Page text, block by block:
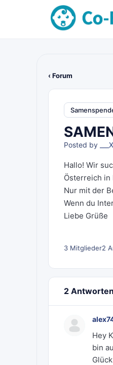
‹ Forum
Posted by
Hallo! Wir
Österreich in
Nur mit der
Wenn du
Liebe Grüße
3 Mitglieder2
2 Antworten
Hey
bin